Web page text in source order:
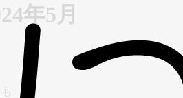
年5月